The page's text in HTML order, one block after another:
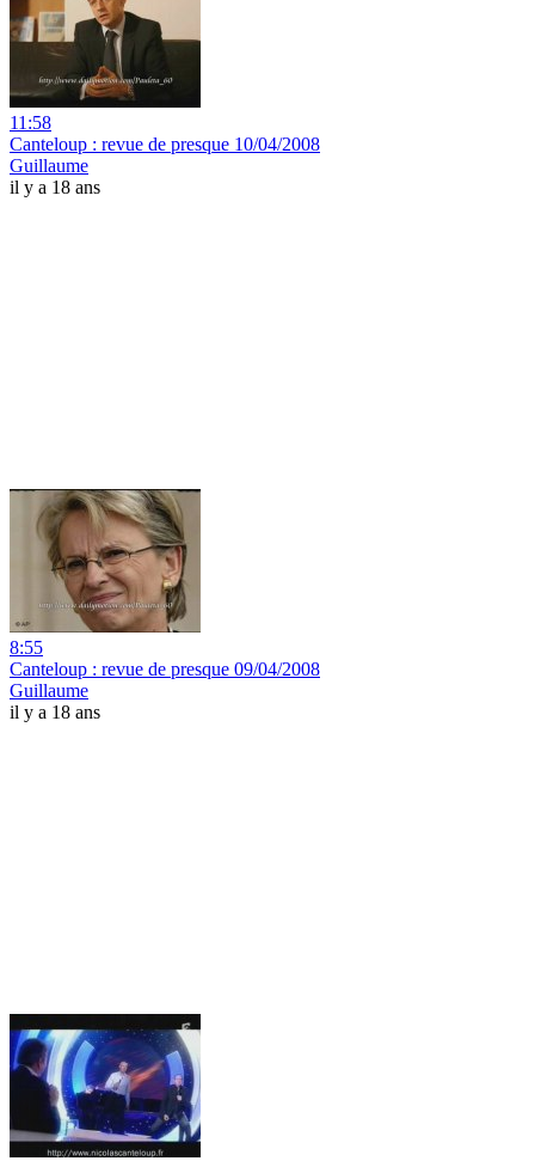
11:58
Canteloup : revue de presque 10/04/2008
Guillaume
il y a 18 ans
8:55
Canteloup : revue de presque 09/04/2008
Guillaume
il y a 18 ans